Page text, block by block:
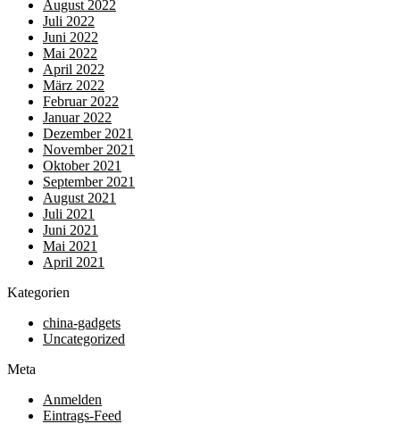
August 2022
Juli 2022
Juni 2022
Mai 2022
April 2022
März 2022
Februar 2022
Januar 2022
Dezember 2021
November 2021
Oktober 2021
September 2021
August 2021
Juli 2021
Juni 2021
Mai 2021
April 2021
Kategorien
china-gadgets
Uncategorized
Meta
Anmelden
Eintrags-Feed